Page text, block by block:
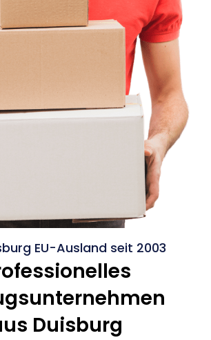
EU-Ausland seit 2003
Duisburg